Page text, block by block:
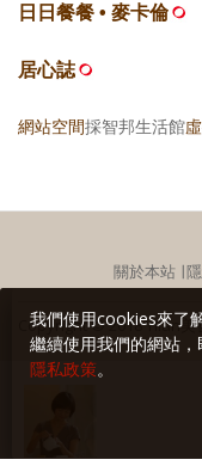
日日餐餐 • 麥卡倫
居心誌
網站空間採智邦生活館
關於本站 ∣
Copyright © 2018 Yilan
我們使用cookies來了
繼續使用我們的網站
隱私政策。